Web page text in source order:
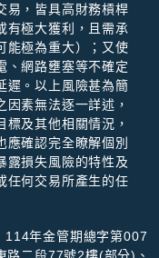
易，皆具⾼財務槓桿
有極⼤獲利，且需承
能極為重⼤）；⼜使
、網路壅塞等不確定
遲。以上風險甚為簡
素無法逐⼀詳述，
及其他相關情況，
確認完全瞭解個別
露損失風險的特性及
任何交易所產⽣的任
114年金管期總字第007